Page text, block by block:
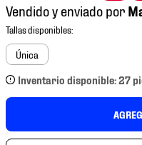
Vendido y enviado por
Única
Inventario disponible: 27
3.
tenis
4.
tenis futbol
5.
jersey
6.
mochila
8.
chivas